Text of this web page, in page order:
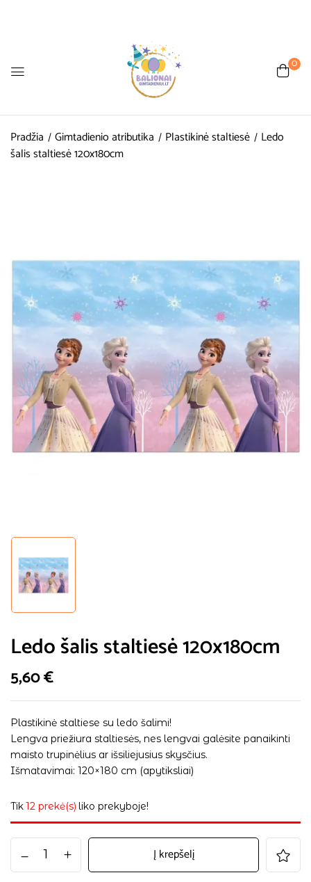
0
Pradžia Gimtadienio atributika Plastikinė staltiesė
Ledo
šalis staltiesė 120x180cm
Ledo šalis staltiesė 120x180cm
5,60€
Plastikinė staltiese su ledo šalimi!
Lengva priežiura staltiesės, nes lengvai galėsite panaikinti
maisto trupinėlius ar išsiliejusius skysčius.
Išmatavimai: 120×180 cm (apytiksliai)
Tik12 prekė(s) liko prekyboje!
Į krepšelį